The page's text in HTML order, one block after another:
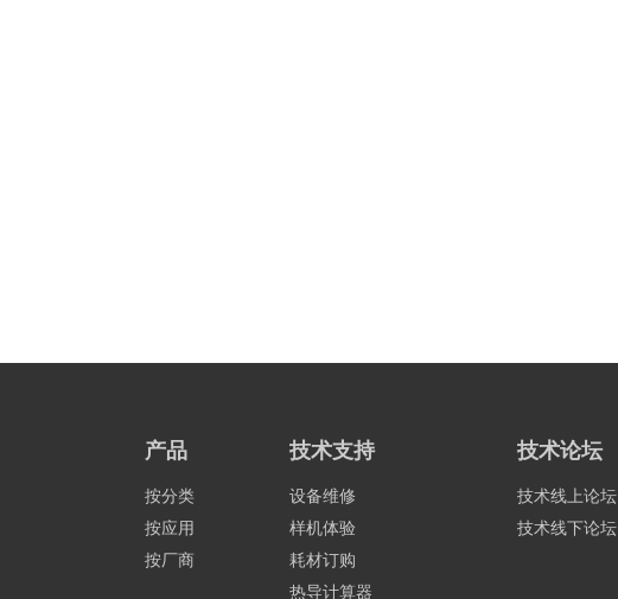
产品
按分类
按应用
按厂商
技术支持
设备维修
样机体验
耗材订购
热导计算器
技术论坛
技术线上论坛
技术线下论坛